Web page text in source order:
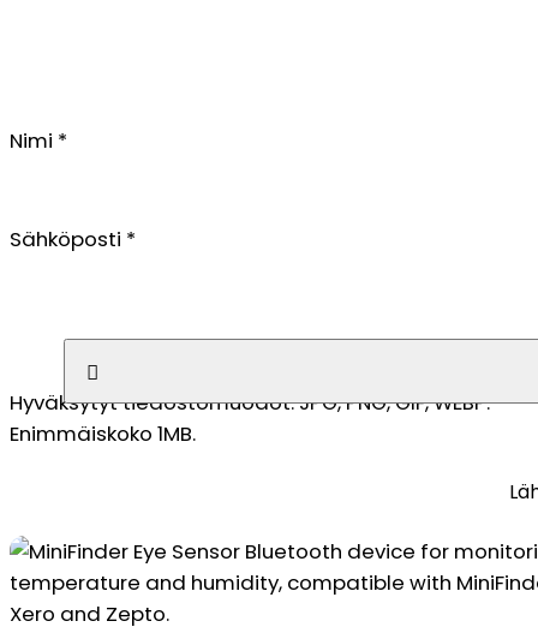
Nimi *
Sähköposti *
Hyväksytyt tiedostomuodot: JPG, PNG, GIF, WEBP.
Enimmäiskoko 1MB.